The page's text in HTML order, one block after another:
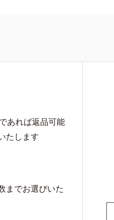
あれば返品可能
たします
までお選びいた